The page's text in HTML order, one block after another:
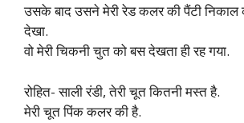
उसके बाद उसने मेरी रेड कलर की पैंटी निकाल
देखा.
वो मेरी चिकनी चुत को बस देखता ही रह गया.
रोहित- साली रंडी, तेरी चूत कितनी मस्त है.
मेरी चूत पिंक कलर की है.